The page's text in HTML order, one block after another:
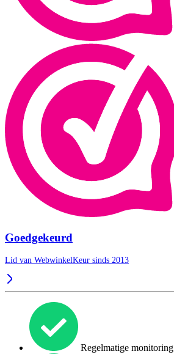
Goedgekeurd
Lid van WebwinkelKeur sinds 2013
Regelmatige monitoring